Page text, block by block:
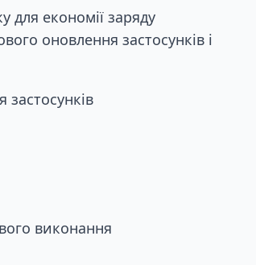
для економії заряду
оновлення застосунків і
виконання